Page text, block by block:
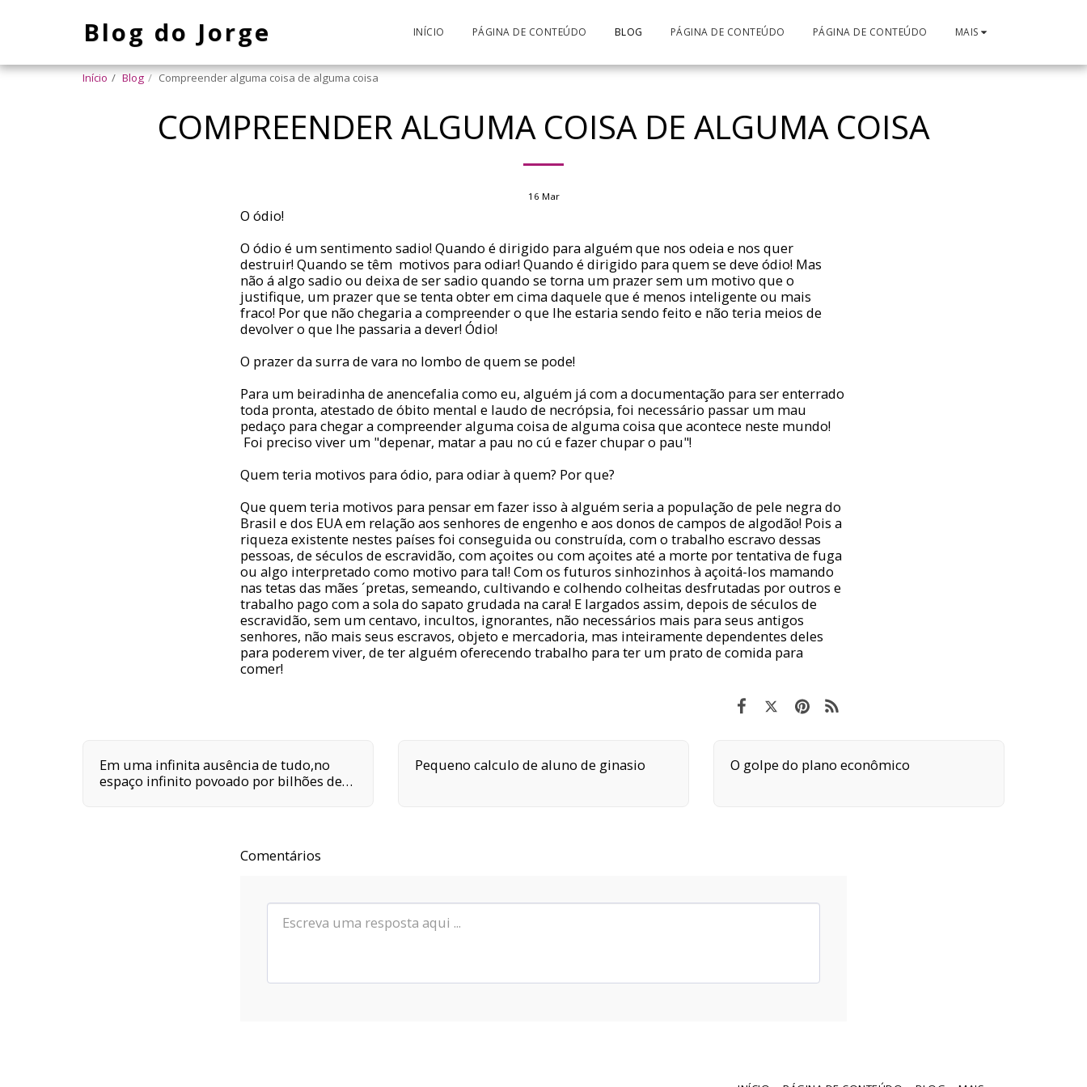
Blog do Jorge INÍCIO PÁGINA DE CONTEÚDO BLOG PÁGINA DE CONTEÚDO PÁGINA DE CONTEÚDO MAIS
Início Blog Compreender alguma coisa de alguma coisa
COMPREENDER ALGUMA COISA DE ALGUMA COISA
16 Mar
O ódio!
O ódio é um sentimento sadio! Quando é dirigido para alguém que nos odeia e nos quer
destruir! Quando se têm motivos para odiar! Quando é dirigido para quem se deve ódio! Mas
não á algo sadio ou deixa de ser sadio quando se torna um prazer sem um motivo que o
justifique, um prazer que se tenta obter em cima daquele que é menos inteligente ou mais
fraco! Por que não chegaria a compreender o que lhe estaria sendo feito e não teria meios de
devolver o que lhe passaria a dever! Ódio!
O prazer da surra de vara no lombo de quem se pode!
Para um beiradinha de anencefalia como eu, alguém já com a documentação para ser enterrado
toda pronta, atestado de óbito mental e laudo de necrópsia, foi necessário passar um mau
pedaço para chegar a compreender alguma coisa de alguma coisa que acontece neste mundo!
Foi preciso viver um "depenar, matar a pau no cú e fazer chupar o pau"!
Quem teria motivos para ódio, para odiar à quem? Por que?
Que quem teria motivos para pensar em fazer isso à alguém seria a população de pele negra do
Brasil e dos EUA em relação aos senhores de engenho e aos donos de campos de algodão! Pois a
riqueza existente nestes países foi conseguida ou construída, com o trabalho escravo dessas
pessoas, de séculos de escravidão, com açoites ou com açoites até a morte por tentativa de fuga
ou algo interpretado como motivo para tal! Com os futuros sinhozinhos à açoitá-los mamando
nas tetas das mães ´pretas, semeando, cultivando e colhendo colheitas desfrutadas por outros e
trabalho pago com a sola do sapato grudada na cara! E largados assim, depois de séculos de
escravidão, sem um centavo, incultos, ignorantes, não necessários mais para seus antigos
senhores, não mais seus escravos, objeto e mercadoria, mas inteiramente dependentes deles
para poderem viver, de ter alguém oferecendo trabalho para ter um prato de comida para
comer!
Em uma infinita ausência de tudo,no
espaço infinito povoado por bilhões de
neste lugar eu estou vivo.
Pequeno calculo de aluno de ginasio O golpe do plano econômico
Comentários